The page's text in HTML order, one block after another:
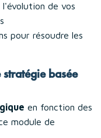
de vos
pour résoudre les
basée
en fonction des
module de